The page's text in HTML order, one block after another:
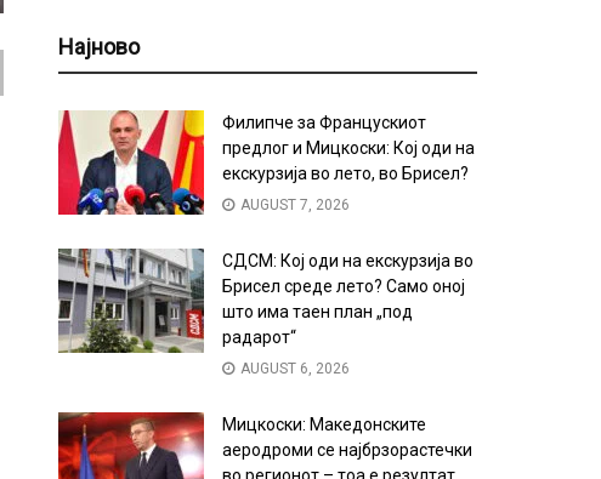
Најново
Филипче за Францускиот
предлог и Мицкоски: Кој оди на
екскурзија во лето, во Брисел?
AUGUST 7, 2026
СДСМ: Кој оди на екскурзија во
Брисел среде лето? Само оној
што има таен план „под
радарот“
AUGUST 6, 2026
Мицкоски: Македонските
аеродроми се најбрзорастечки